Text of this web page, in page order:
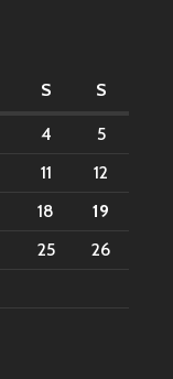
S S
4
5
11
12
18
19
25
26